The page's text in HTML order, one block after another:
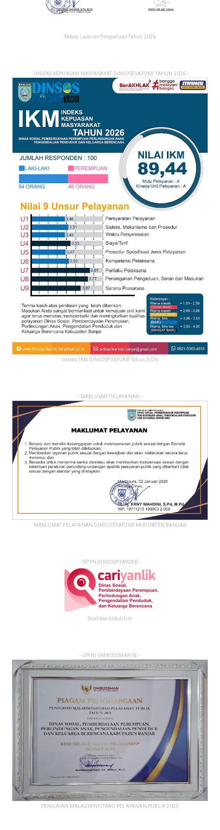
Rekap Laporan Pengaduan Tahun 2026
- INDEKS KEPUASAN MASYARAKAT DINSOSP3AP2KB TAHUN 2026 -
Indeks IKM DINSOSP3AP2KB Tahun 2026
- MAKLUMAT PELAYANAN -
MAKLUMAT PELAYANAN DINSOSP3AP2KB KABUPATEN BANJAR
- SIPPN DINSOSP3AP2KB -
Silahkan klik disini
- OPINI OMBUDSMAN RI: -
PENILAIAN MALADMINISTRASI PELAYANAN PUBLIK 2025